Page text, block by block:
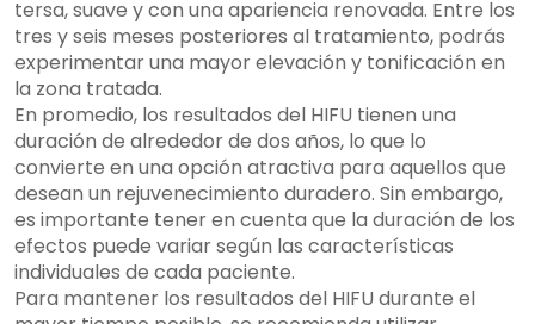
tersa, suave y con una apariencia renovada. Entre los
tres y seis meses posteriores al tratamiento, podrás
experimentar una mayor elevación y tonificación en
la zona tratada.
En promedio, los resultados del HIFU tienen una
duración de alrededor de dos años, lo que lo
convierte en una opción atractiva para aquellos que
desean un rejuvenecimiento duradero. Sin embargo,
es importante tener en cuenta que la duración de los
efectos puede variar según las características
individuales de cada paciente.
Para mantener los resultados del HIFU durante el